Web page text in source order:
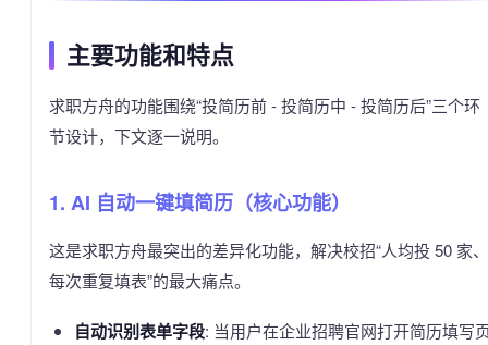
主要功能和特点
求职方舟的功能围绕“投简历前 - 投简历中 - 投简历后”三个环
节设计，下文逐一说明。
1. AI 自动一键填简历（核心功能）
这是求职方舟最突出的差异化功能，解决校招“人均投 50 家、
每次重复填表”的最大痛点。
自动识别表单字段: 当用户在企业招聘官网打开简历填写